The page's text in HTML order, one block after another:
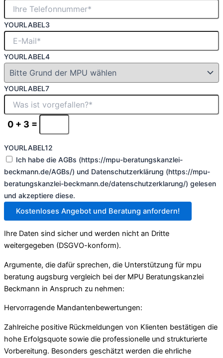
YOURLABEL3
YOURLABEL4
YOURLABEL7
0 + 3 =
YOURLABEL12
Ich habe die AGBs (https://mpu-beratungskanzlei-
beckmann.de/AGBs/) und Datenschutzerklärung (https://mpu-
beratungskanzlei-beckmann.de/datenschutzerklarung/) gelesen
und akzeptiere diese.
Kostenloses Angebot und Beratung anfordern!
Ihre Daten sind sicher und werden nicht an Dritte
weitergegeben (DSGVO-konform).
Argumente, die dafür sprechen, die Unterstützung für mpu
beratung augsburg vergleich bei der MPU Beratungskanzlei
Beckmann in Anspruch zu nehmen:
Hervorragende Mandantenbewertungen:
Zahlreiche positive Rückmeldungen von Klienten bestätigen die
hohe Erfolgsquote sowie die professionelle und strukturierte
Vorbereitung. Besonders geschätzt werden die ehrliche